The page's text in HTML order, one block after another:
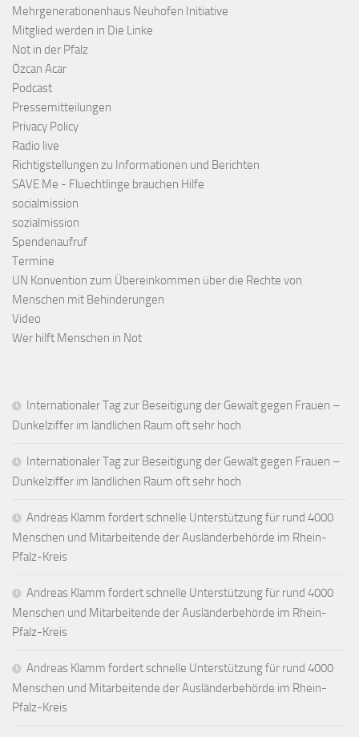
Mehrgenerationenhaus Neuhofen Initiative
Mitglied werden in Die Linke
Not in der Pfalz
Özcan Acar
Podcast
Pressemitteilungen
Privacy Policy
Radio live
Richtigstellungen zu Informationen und Berichten
SAVE Me - Fluechtlinge brauchen Hilfe
socialmission
sozialmission
Spendenaufruf
Termine
UN Konvention zum Übereinkommen über die Rechte von
Menschen mit Behinderungen
Video
Wer hilft Menschen in Not
Internationaler Tag zur Beseitigung der Gewalt gegen Frauen –
Dunkelziffer im ländlichen Raum oft sehr hoch
Internationaler Tag zur Beseitigung der Gewalt gegen Frauen –
Dunkelziffer im ländlichen Raum oft sehr hoch
Andreas Klamm fordert schnelle Unterstützung für rund 4000
Menschen und Mitarbeitende der Ausländerbehörde im Rhein-
Pfalz-Kreis
Andreas Klamm fordert schnelle Unterstützung für rund 4000
Menschen und Mitarbeitende der Ausländerbehörde im Rhein-
Pfalz-Kreis
Andreas Klamm fordert schnelle Unterstützung für rund 4000
Menschen und Mitarbeitende der Ausländerbehörde im Rhein-
Pfalz-Kreis